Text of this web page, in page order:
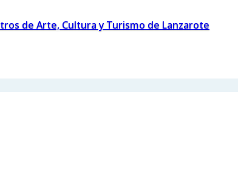
de Arte, Cultura y Turismo de Lanzarote